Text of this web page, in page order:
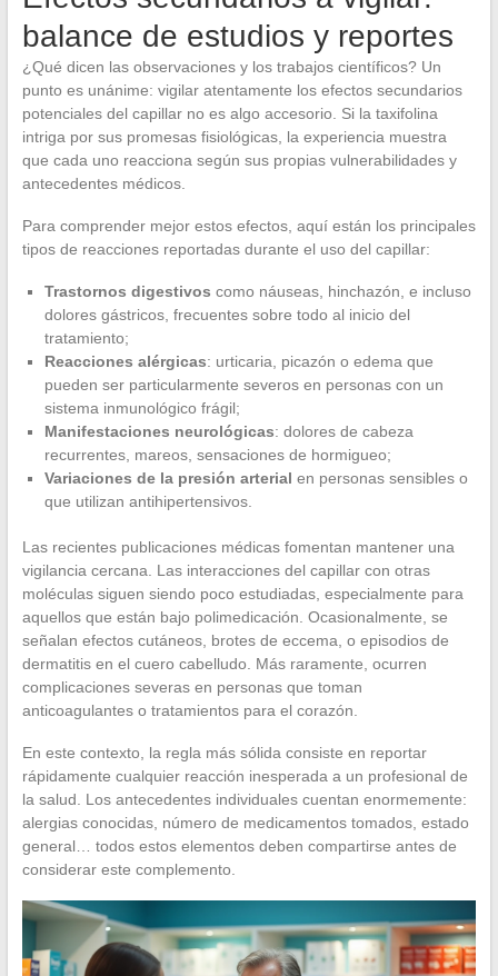
balance de estudios y reportes
¿Qué dicen las observaciones y los trabajos científicos? Un
punto es unánime: vigilar atentamente los efectos secundarios
potenciales del capillar no es algo accesorio. Si la taxifolina
intriga por sus promesas fisiológicas, la experiencia muestra
que cada uno reacciona según sus propias vulnerabilidades y
antecedentes médicos.
Para comprender mejor estos efectos, aquí están los principales
tipos de reacciones reportadas durante el uso del capillar:
Trastornos digestivos como náuseas, hinchazón, e incluso
dolores gástricos, frecuentes sobre todo al inicio del
tratamiento;
Reacciones alérgicas: urticaria, picazón o edema que
pueden ser particularmente severos en personas con un
sistema inmunológico frágil;
Manifestaciones neurológicas: dolores de cabeza
recurrentes, mareos, sensaciones de hormigueo;
Variaciones de la presión arterial en personas sensibles o
que utilizan antihipertensivos.
Las recientes publicaciones médicas fomentan mantener una
vigilancia cercana. Las interacciones del capillar con otras
moléculas siguen siendo poco estudiadas, especialmente para
aquellos que están bajo polimedicación. Ocasionalmente, se
señalan efectos cutáneos, brotes de eccema, o episodios de
dermatitis en el cuero cabelludo. Más raramente, ocurren
complicaciones severas en personas que toman
anticoagulantes o tratamientos para el corazón.
En este contexto, la regla más sólida consiste en reportar
rápidamente cualquier reacción inesperada a un profesional de
la salud. Los antecedentes individuales cuentan enormemente:
alergias conocidas, número de medicamentos tomados, estado
general… todos estos elementos deben compartirse antes de
considerar este complemento.